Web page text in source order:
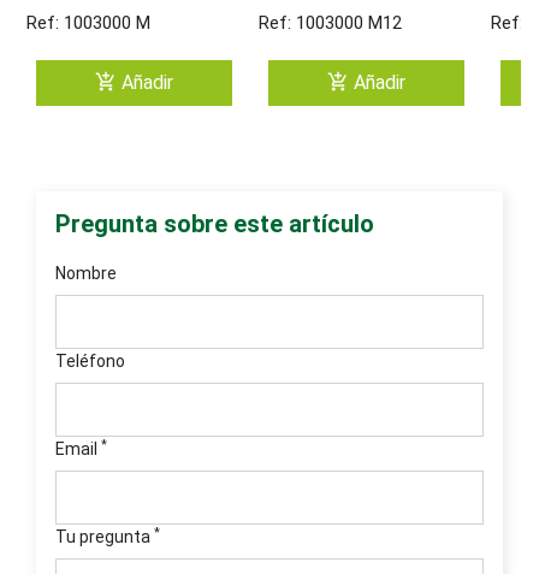
Ref: 1003000 M
add_shopping_cart Añadir
Ref: 1003000 M12
add_shopping_cart Añadir
Ref:
Pregunta sobre este artículo
Nombre
Teléfono
Email *
Tu pregunta *